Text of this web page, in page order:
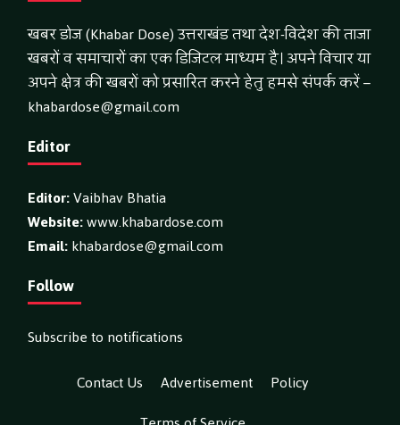
खबर डोज (Khabar Dose) उत्तराखंड तथा देश-विदेश की ताजा
खबरों व समाचारों का एक डिजिटल माध्यम है। अपने विचार या
अपने क्षेत्र की खबरों को प्रसारित करने हेतु हमसे संपर्क करें –
khabardose@gmail.com
Editor
Editor:Vaibhav Bhatia
Website:www.khabardose.com
Email:khabardose@gmail.com
Follow
Subscribe to notifications
Contact Us
Advertisement
Policy